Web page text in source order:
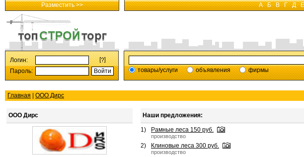
Разместить >> А Б В Г Д Е
Логин:
Пароль:
товары/услуги объявления фирмы
Главная ООО Дирс
ООО Дирс Наши предложения:
1) Рамные леса 150 руб.
производство
2) Клиновые леса 300 руб.
производство